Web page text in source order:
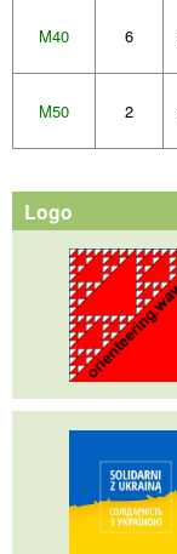
M40 6
M50 2
Logo